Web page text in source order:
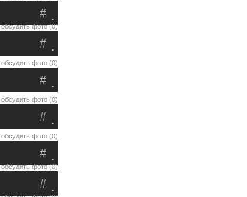
.
#
обсудить фото (0)
.
#
обсудить фото (0)
.
#
обсудить фото (0)
.
#
обсудить фото (0)
.
#
обсудить фото (0)
.
#